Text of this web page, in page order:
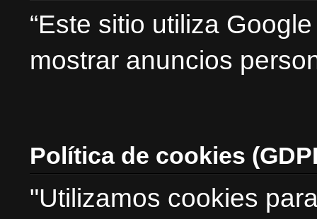
“Este sitio utiliza
mostrar anuncios
Política de cookies
"Utilizamos cookies